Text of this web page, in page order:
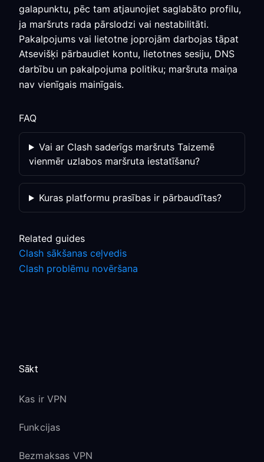
galapunktu, pēc tam atjaunojiet saglabāto profilu,
ja maršruts rada pārslodzi vai nestabilitāti.
Pakalpojums vai lietotne joprojām darbojas tāpat
Atsevišķi pārbaudiet kontu, lietotnes sesiju, DNS
darbību un pakalpojuma politiku; maršruta maiņa
nav vienīgais mainīgais.
FAQ
Vai ar Clash saderīgs maršruts Taizemē
vienmēr uzlabos maršruta iestatīšanu?
Kuras platformu prasības ir pārbaudītas?
Related guides
Clash sākšanas ceļvedis
Clash problēmu novēršana
Sākt
Kas ir VPN
Funkcijas
Bezmaksas VPN